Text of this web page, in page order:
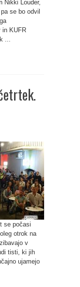
Nikki Louder,
se bo odvil
KUFR
...
se počasi
otrok na
v
tisti, ki jih
ujamejo